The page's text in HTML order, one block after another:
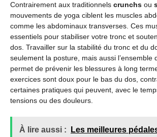
Contrairement aux traditionnels crunchs ou
mouvements de yoga ciblent les muscles
comme les abdominaux transverses. Ces
essentiels pour stabiliser votre tronc et
dos. Travailler sur la stabilité du tronc et du
seulement la posture, mais aussi l’ensemble
permet de prévenir les blessures à long
exercices sont doux pour le bas du dos,
certaines pratiques qui peuvent, avec le
tensions ou des douleurs.
À lire aussi :
Les meilleures